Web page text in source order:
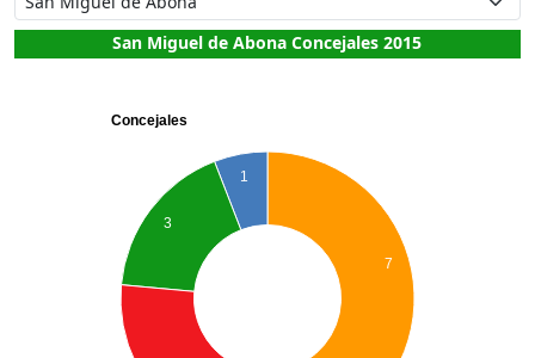
San Miguel de Abona Concejales 2015
Concejales
7
1
3